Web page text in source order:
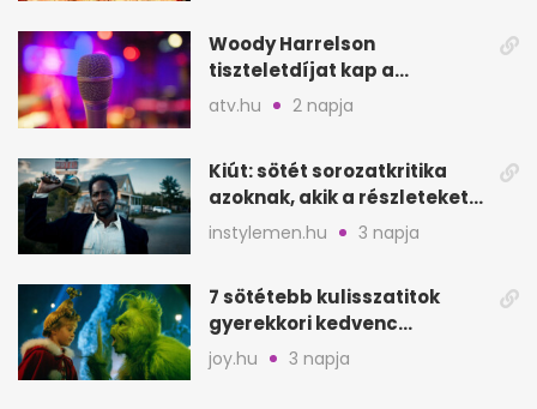
Woody Harrelson
tiszteletdíjat kap a
Szarajevói Filmfesztiválon
atv.hu 2 napja
Kiút: sötét sorozatkritika
azoknak, akik a részleteket
keresik
instylemen.hu 3 napja
7 sötétebb kulisszatitok
gyerekkori kedvenc
filmjeinkről a Joy szerint
joy.hu 3 napja